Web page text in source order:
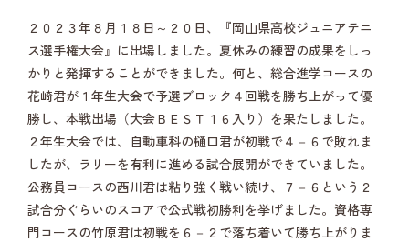
２０２３年８月１８日～２０日、『岡山県高校ジュニアテニ
ス選手権大会』に出場しました。夏休みの練習の成果をしっ
かりと発揮することができました。何と、総合進学コースの
花崎君が１年生大会で予選ブロック４回戦を勝ち上がって優
勝し、本戦出場（大会ＢＥＳＴ１６入り）を果たしました。
２年生大会では、自動車科の樋口君が初戦で４－６で敗れま
したが、ラリーを有利に進める試合展開ができていました。
公務員コースの西川君は粘り強く戦い続け、７－６という２
試合分ぐらいのスコアで公式戦初勝利を挙げました。資格専
門コースの竹原君は初戦を６－２で落ち着いて勝ち上がりま